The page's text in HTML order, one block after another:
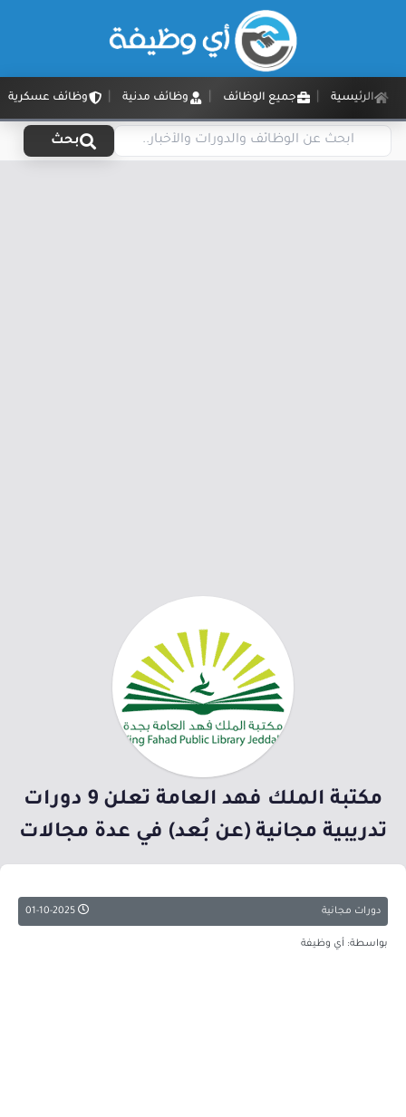
الرئيسية جميع الوظائف وظائف مدنية وظائف عسكرية
بحث
مكتبة الملك فهد العامة تعلن 9 دورات
تدريبية مجانية (عن بُعد) في عدة مجالات
دورات مجانية
بواسطة: أي وظيفة